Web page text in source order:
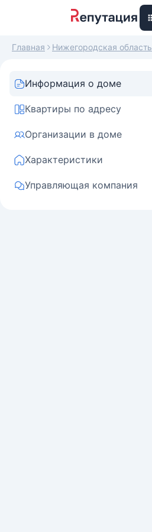
Главная Нижегородская область
Информация о доме
Квартиры по адресу
Организации в доме
Характеристики
Управляющая компания